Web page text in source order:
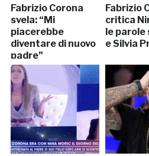
Fabrizio Corona
svela: “Mi
piacerebbe
diventare di nuovo
padre”
Fabrizio
critica
le parole
e Silvia